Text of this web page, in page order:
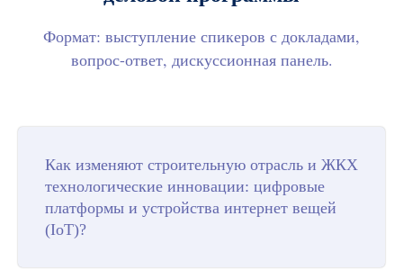
Формат: выступление спикеров с докладами,
вопрос-ответ, дискуссионная панель.
Как изменяют строительную отрасль и ЖКХ
технологические инновации: цифровые
платформы и устройства интернет вещей
(IoT)?